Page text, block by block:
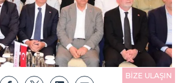
BİZE ULAŞIN